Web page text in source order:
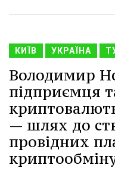
КИЇВ УКРАЇНА
Володимир
підприємця
— шлях до
провідних